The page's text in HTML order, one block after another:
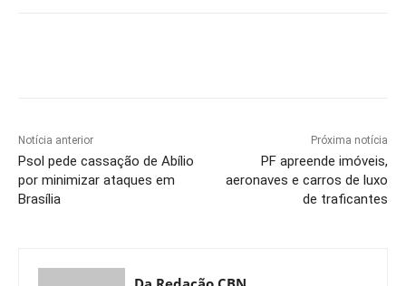
Notícia anterior
Psol pede cassação de Abílio
por minimizar ataques em
Brasília
Próxima notícia
PF apreende imóveis,
aeronaves e carros de luxo
de traficantes